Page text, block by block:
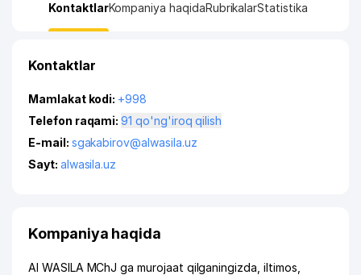
KontaktlarKompaniya haqidaRubrikalarStatistika
Kontaktlar
Mamlakat kodi: +998
Telefon raqami:
91 qo'ng'iroq qilish
E-mail: sgakabirov@alwasila.uz
Sayt: alwasila.uz
Kompaniya haqida
Al WASILA MChJ ga murojaat qilganingizda, iltimos,